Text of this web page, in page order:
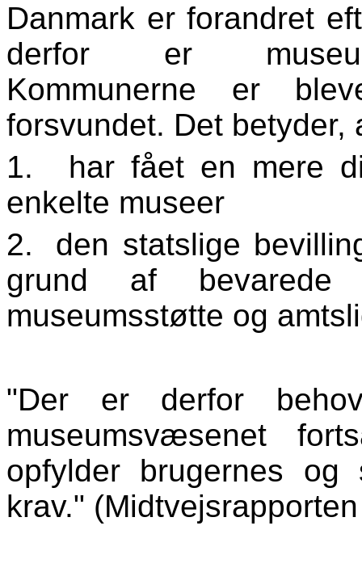
Danmark er forandret
derfor er
Kommunerne er
forsvundet. Det betyder,
1.
har fået en mere
enkelte museer
2.
den statslige
grund af bevarede
museumsstøtte og
"Der er derfor
museumsvæsenet
opfylder brugernes og
krav."